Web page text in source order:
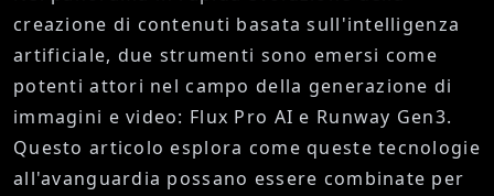
creazione di contenuti basata sull'intelligenza
artificiale, due strumenti sono emersi come
potenti attori nel campo della generazione di
immagini e video: Flux Pro AI e Runway Gen3.
Questo articolo esplora come queste tecnologie
all'avanguardia possano essere combinate per